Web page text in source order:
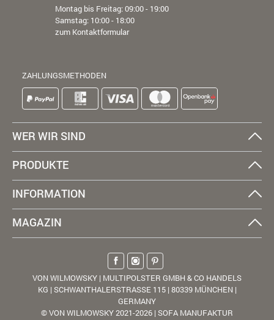
Montag bis Freitag: 09:00 - 19:00
Samstag: 10:00 - 18:00
zum Kontaktformular
ZAHLUNGSMETHODEN
WER WIR SIND
PRODUKTE
INFORMATION
MAGAZIN
VON WILMOWSKY | MULTIPOLSTER GMBH & CO HANDELS
KG | SCHWANTHALERSTRASSE 115 | 80339 MÜNCHEN |
GERMANY
© VON WILMOWSKY 2021-2026 | SOFA MANUFAKTUR